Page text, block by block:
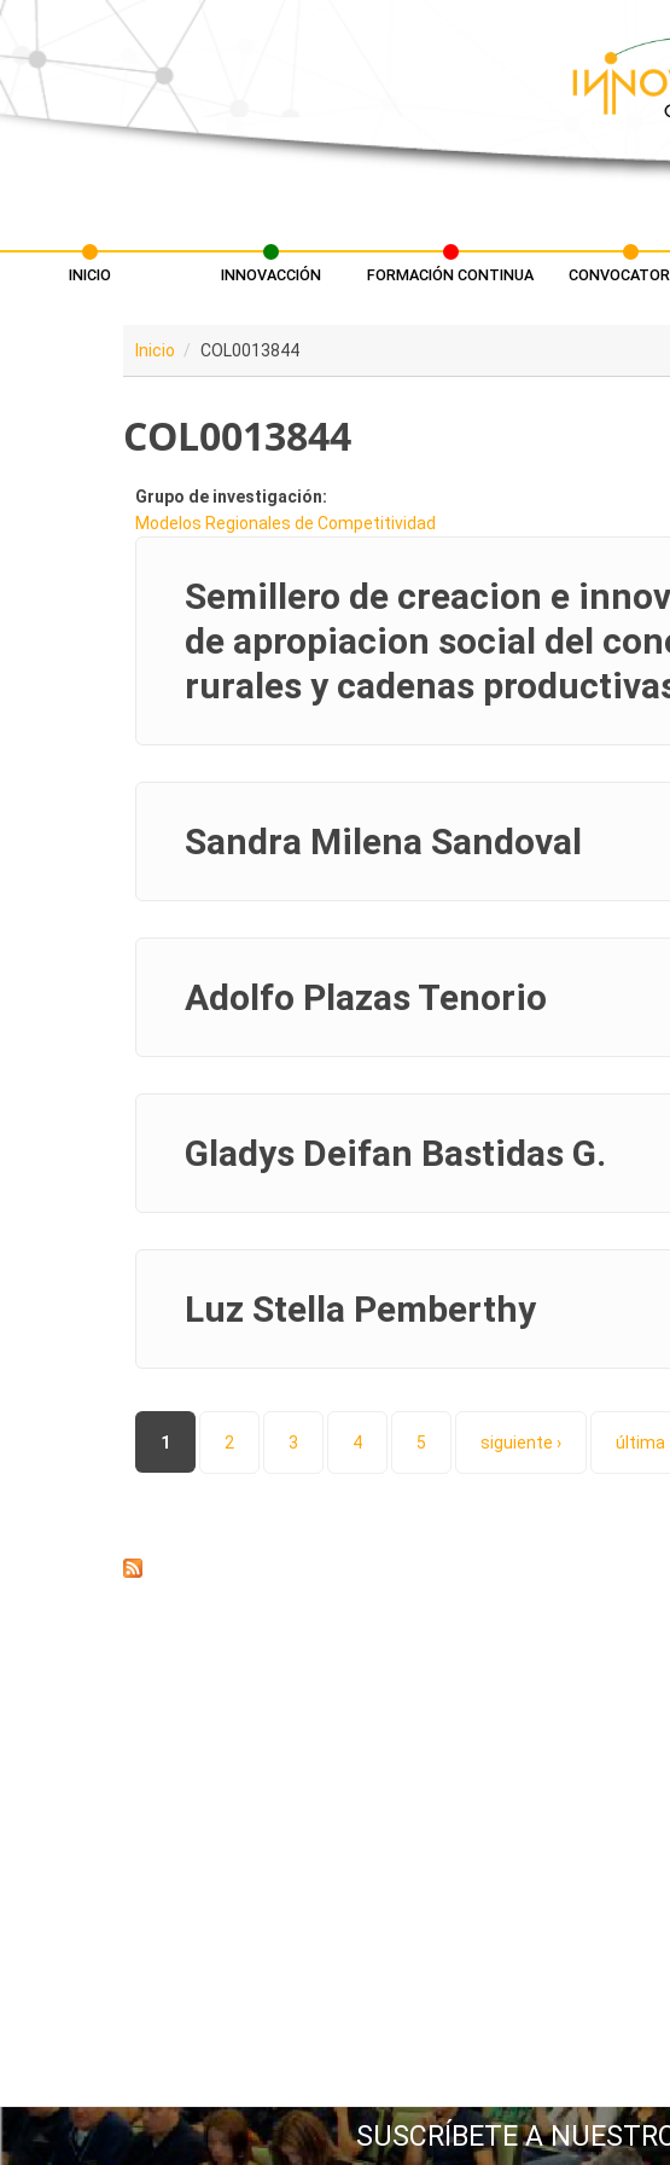
Pasar al contenido principal
INICIO INNOVACCIÓN FORMACIÓN CONTINUA
Inicio COL0013844
COL0013844
Grupo de investigación:
Modelos Regionales de Competitividad
Semillero de creacion e
de apropiacion social del
rurales y cadenas
Sandra Milena Sandoval
Adolfo Plazas Tenorio
Gladys Deifan Bastidas G.
Luz Stella Pemberthy
Páginas
1 2 3 4 5 siguiente › última
SUSCRÍBETE A